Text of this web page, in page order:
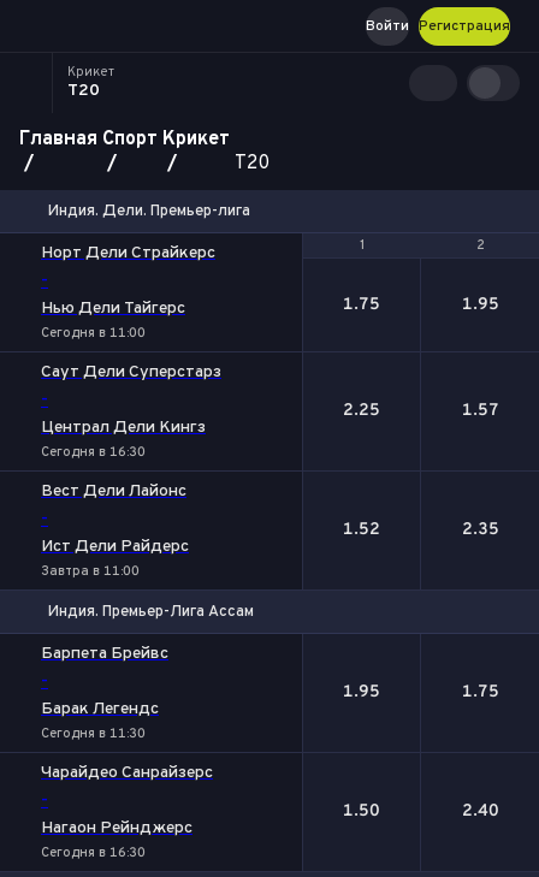
Регистрация
Войти
Крикет
T20
Главная Спорт Крикет
T20
Индия. Дели. Премьер-лига
1 2
Норт Дели Страйкерс
-
Нью Дели Тайгерс
Сегодня в 11:00
1 2
1.75 1.95
Саут Дели Суперстарз
-
Централ Дели Кингз
Сегодня в 16:30
2.25 1.57
Вест Дели Лайонс
-
Ист Дели Райдерс
Завтра в 11:00
1.52 2.35
Индия. Премьер-Лига Ассам
Барпета Брейвс
-
Барак Легендс
Сегодня в 11:30
1.95 1.75
Чарайдео Санрайзерс
-
Нагаон Рейнджерс
Сегодня в 16:30
1.50 2.40